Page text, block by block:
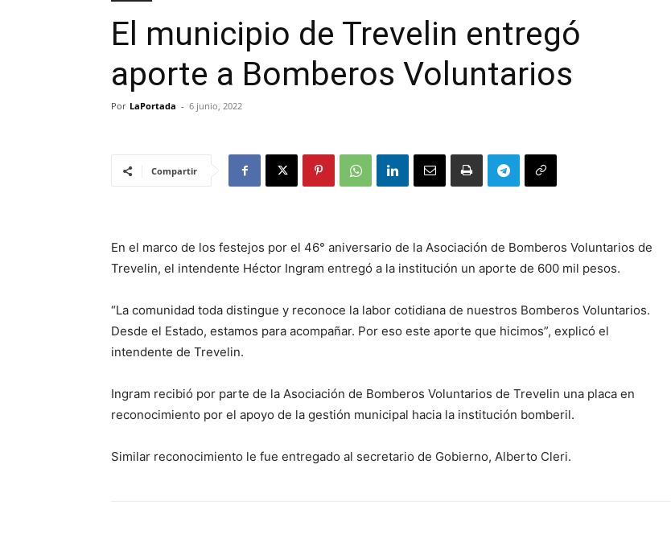
El municipio de Trevelin entregó
aporte a Bomberos Voluntarios
Por LaPortada - 6 junio, 2022
Compartir
En el marco de los festejos por el 46° aniversario de la Asociación de Bomberos Voluntarios de
Trevelin, el intendente Héctor Ingram entregó a la institución un aporte de 600 mil pesos.
“La comunidad toda distingue y reconoce la labor cotidiana de nuestros Bomberos Voluntarios.
Desde el Estado, estamos para acompañar. Por eso este aporte que hicimos”, explicó el
intendente de Trevelin.
Ingram recibió por parte de la Asociación de Bomberos Voluntarios de Trevelin una placa en
reconocimiento por el apoyo de la gestión municipal hacia la institución bomberil.
Similar reconocimiento le fue entregado al secretario de Gobierno, Alberto Cleri.